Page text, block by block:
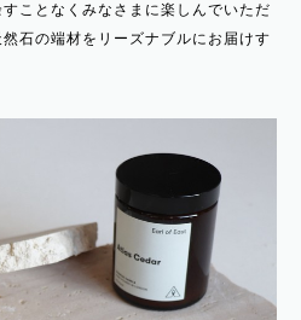
ことなくみなさまに楽しんでいただ
石の端材をリーズナブルにお届けす